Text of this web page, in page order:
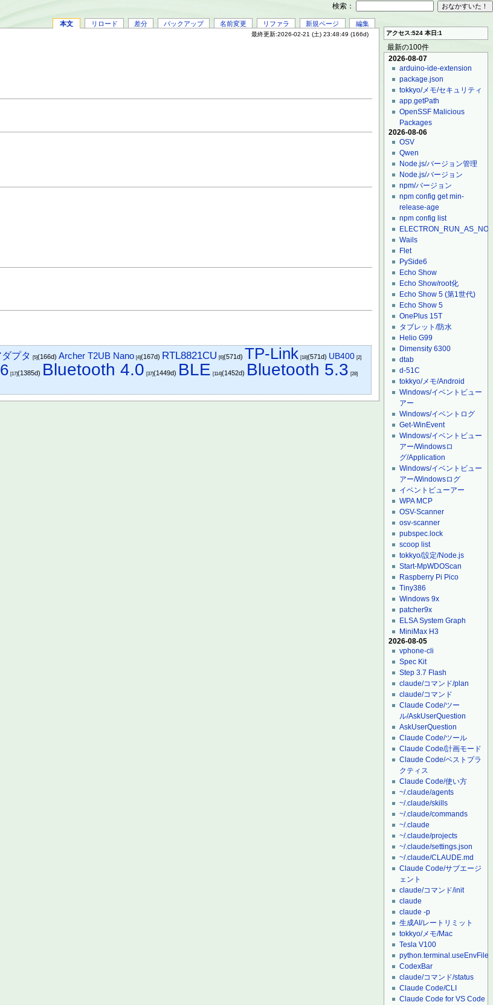
本文 リロード 差分 バックアップ 名前変更 リファラ 新規ページ 編集
最終更新:2026-02-21 (土) 23:48:49 (166d)
プタ [5](166d)Archer T2UB Nano [4](167d) RTL8821CU [6](571d) TP-Link [18](571d) UB400 [2]
[17](1385d) Bluetooth 4.0 [37](1449d) BLE [114](1452d) Bluetooth 5.3 [28]
アクセス:524 本日:1
最新の100件
2026-08-07
arduino-ide-extension
package.json
tokkyo/メモ/セキュリティ
app.getPath
OpenSSF Malicious
Packages
2026-08-06
OSV
Qwen
Node.js/バージョン管理
Node.js/バージョン
npm/バージョン
npm config get min-
release-age
npm config list
Wails
Flet
PySide6
Echo Show
Echo Show/root化
Echo Show 5 (第1世代)
Echo Show 5
OnePlus 15T
タブレット/防水
Helio G99
Dimensity 6300
dtab
d-51C
tokkyo/メモ/Android
Windows/イベントビュー
アー
Windows/イベントログ
Get-WinEvent
Windows/イベントビュー
アー/Windowsロ
グ/Application
Windows/イベントビュー
アー/Windowsログ
イベントビューアー
WPA MCP
OSV-Scanner
osv-scanner
pubspec.lock
scoop list
tokkyo/設定/Node.js
Start-MpWDOScan
Raspberry Pi Pico
Tiny386
Windows 9x
patcher9x
ELSA System Graph
MiniMax H3
2026-08-05
vphone-cli
Spec Kit
Step 3.7 Flash
claude/コマンド/plan
claude/コマンド
Claude Code/ツー
ル/AskUserQuestion
AskUserQuestion
Claude Code/ツール
Claude Code/計画モード
Claude Code/ベストプラ
クティス
Claude Code/使い方
~/.claude/agents
~/.claude/skills
~/.claude/commands
~/.claude
~/.claude/projects
~/.claude/settings.json
~/.claude/CLAUDE.md
Claude Code/サブエージ
ェント
claude/コマンド/init
claude
claude -p
生成AI/レートリミット
tokkyo/メモ/Mac
Tesla V100
python.terminal.useEnvFile
CodexBar
claude/コマンド/status
Claude Code/CLI
Claude Code for VS Code
検索：